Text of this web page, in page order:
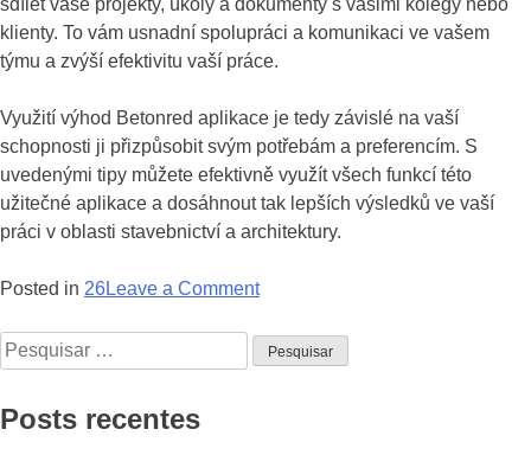
klienty. To vám usnadní spolupráci a komunikaci ve vašem
týmu a zvýší efektivitu vaší práce.
Využití výhod Betonred aplikace je tedy závislé na vaší
schopnosti ji přizpůsobit svým potřebám a preferencím. S
uvedenými tipy můžete efektivně využít všech funkcí této
užitečné aplikace a dosáhnout tak lepších výsledků ve vaší
práci v oblasti stavebnictví a architektury.
Posted in 26Leave a Commenton
aplikace:
Jak
Pesquisar
por:
Posts recentes